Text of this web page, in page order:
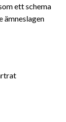
ett schema
ämneslagen